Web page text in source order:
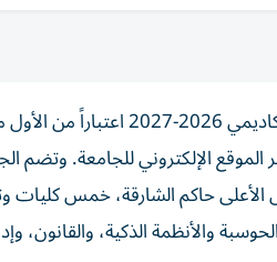
الموقع الإلكتروني للجامعة.
حاكم الشارقة، خمس كليات
والأنظمة الذكية، والقانون،